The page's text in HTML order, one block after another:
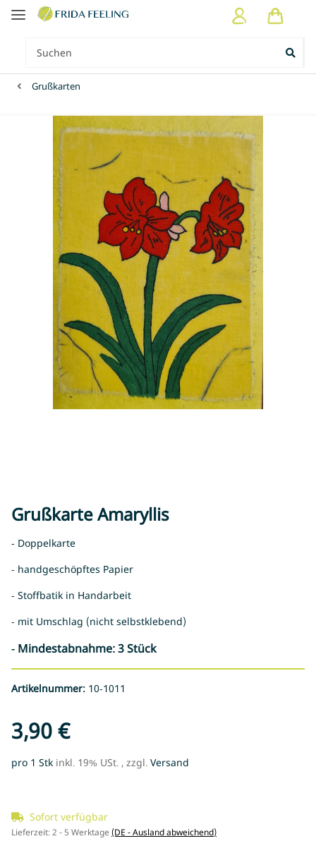
Grußkarten
Grußkarte Amaryllis
- Doppelkarte
- handgeschöpftes Papier
- Stoffbatik in Handarbeit
- mit Umschlag (nicht selbstklebend)
- Mindestabnahme: 3 Stück
Artikelnummer: 10-1011
3,90 €
pro 1 Stk inkl. 19% USt. , zzgl. Versand
Sofort verfügbar
Lieferzeit:2 - 5 Werktage (DE - Ausland abweichend)